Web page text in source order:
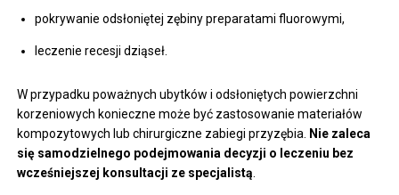
pokrywanie odsłoniętej zębiny preparatami fluorowymi,
leczenie recesji dziąseł.
W przypadku poważnych ubytków i odsłoniętych powierzchni
korzeniowych konieczne może być zastosowanie materiałów
kompozytowych lub chirurgiczne zabiegi przyzębia.
Nie zaleca
się samodzielnego podejmowania decyzji o leczeniu bez
wcześniejszej konsultacji ze specjalistą